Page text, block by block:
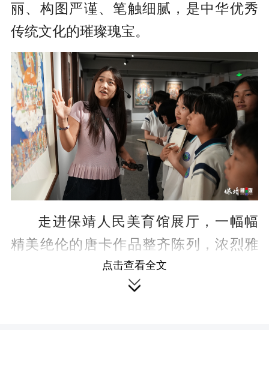
丽、构图严谨、笔触细腻，是中华优秀
传统文化的璀璨瑰宝。
走进保靖人民美育馆展厅，一幅幅
精美绝伦的唐卡作品整齐陈列，浓烈雅
致的色彩、繁复精巧的纹样、庄严灵动
的画面，瞬间吸引了同学们的目光。静
点击查看全文
